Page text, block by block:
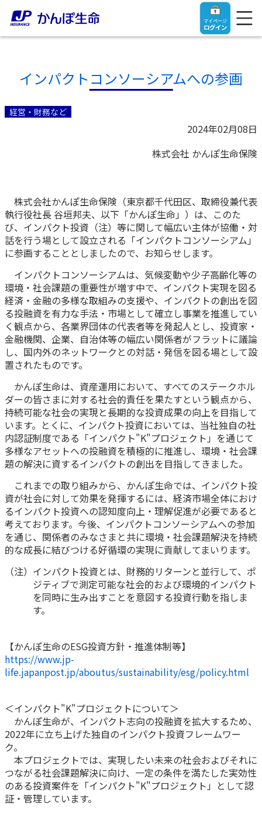
マイページ
ログイン
トップ
マイページログイン
入院保険金・手術保険金のご請求
お手続き一覧
きっかけ・できごとから探す
マイページでできること
新規登録
ログイン
ご契約内容の確認
お客さまに関する情報等の確認の取り組み
かんぽプラチナライフサービス
ご契約のしおり・約款（Web約款）
お問い合わせ
保険をご検討中のお客さま
終身保険
養老保険
定期保険
学資保険
長寿支援保険
資料請求
保険の探し方のポイント
保険かんたん診断
これからのライフイベントでかかる費用とは？
ご契約手続きの流れ
保険料のお払込方法
お問い合わせ
法人のお客さま
【まずはご相談ください】企業経営でお悩みの方はこ
ちら
法人のお客さま向け商品一覧
目的から探す
お役立ち情報
かんぽ生命の団体取扱い
法人向け資料請求
お問い合わせ先
お役立ち情報
かんぽのLifeサポートナビ
保険
医療
お金
子育て
ライフプラン
健康情報
かんぽアプリ～かんぽの健康と安心を手のひらに～
すこやか健康ラボ
ラジオ体操・みんなの体操
ラジオ体操ポータルサイト
かんぽ生命について
かんぽ生命について
ご挨拶
経営理念・経営戦略
会社概要
財務情報
株主・投資家のみなさまへ
日本郵政グループとしての取り組み
採用情報
CM・オウンドメディア／ソーシャルメディア
かんぽブランド
かんぽ生命のサステナビリティ
お客さまの声／お客さまサービス向上の取組み
よくあるご質問
お問い合わせ
サステナビリティ
株主・投資家のみなさまへ
採用情報
English
インパクトコンソーシアムへの参画
経営・財務など
2024年02月08日
株式会社 かんぽ生命保険
株式会社かんぽ生命保険（東京都千代田区、取締役兼代表
執行役社長 谷垣邦夫、以下「かんぽ生命」）は、このた
び、インパクト投資（注）等に関して幅広い主体が協働・対
話を行う場として設立される「インパクトコンソーシアム」
に参画することとしましたので、お知らせします。
インパクトコンソーシアムは、気候変動や少子高齢化等の
環境・社会課題の重要性が増す中で、インパクト実現を図る
経済・金融の多様な取組みの支援や、インパクトの創出を図
る投融資を有力な手法・市場として確立し事業を推進してい
く観点から、各業界団体の代表者等を発起人とし、投資家・
金融機関、企業、自治体等の幅広い関係者がフラットに議論
し、国内外のネットワークとの対話・発信を図る場として設
置されたものです。
かんぽ生命は、資産運用において、すべてのステークホル
ダーの皆さまに対する社会的責任を果たすという観点から、
持続可能な社会の実現と長期的な投資成果の向上を目指して
います。とくに、インパクト投資においては、当社独自の社
内認証制度である「インパクト"K"プロジェクト」を通じて
多様なアセットへの投融資を積極的に推進し、環境・社会課
題の解決に資するインパクトの創出を目指してきました。
これまでの取り組みから、かんぽ生命では、インパクト投
資が社会に対して効果を発揮するには、経済市場全体におけ
るインパクト投資への認知度向上・理解促進が必要であると
考えております。今後、インパクトコンソーシアムへの参加
を通じ、関係者のみなさまと共に環境・社会課題解決を持続
的な成長に結びつける好循環の実現に貢献してまいります。
（注）インパクト投資とは、財務的リターンと並行して、ポ
ジティブで測定可能な社会的および環境的インパクト
を同時に生み出すことを意図する投資行動を指しま
す。
【かんぽ生命のESG投資方針・推進体制等】
https://www.jp-
life.japanpost.jp/aboutus/sustainability/esg/policy.html
＜インパクト"K"プロジェクトについて＞
かんぽ生命が、インパクト志向の投融資を拡大するため、
2022年に立ち上げた独自のインパクト投資フレームワー
ク。
本プロジェクトでは、実現したい未来の社会およびそれに
つながる社会課題解決に向け、一定の条件を満たした実効性
のある投資案件を「インパクト"K"プロジェクト」として認
証・管理しています。